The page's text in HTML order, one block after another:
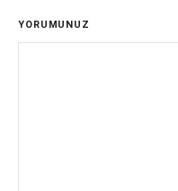
YORUMUNUZ